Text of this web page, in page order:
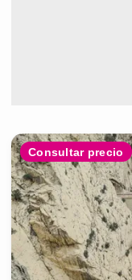
Consultar precio